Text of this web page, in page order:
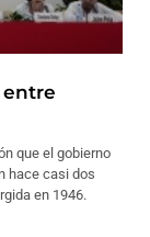
entre
que el gobierno
hace casi dos
en 1946.